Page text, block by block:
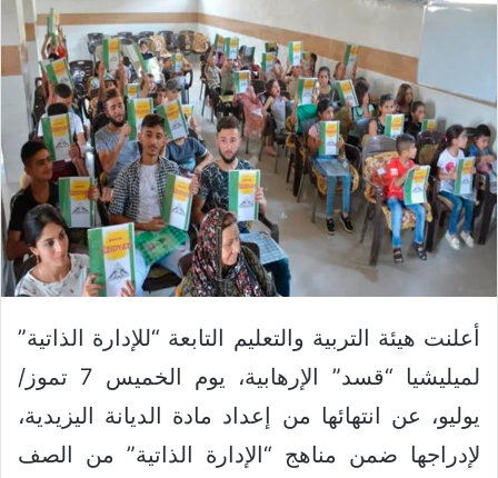
أعلنت هيئة التربية والتعليم التابعة “للإدارة الذاتية”
لميليشيا “قسد” الإرهابية، يوم الخميس 7 تموز/
يوليو، عن انتهائها من إعداد مادة الديانة اليزيدية،
لإدراجها ضمن مناهج “الإدارة الذاتية” من الصف